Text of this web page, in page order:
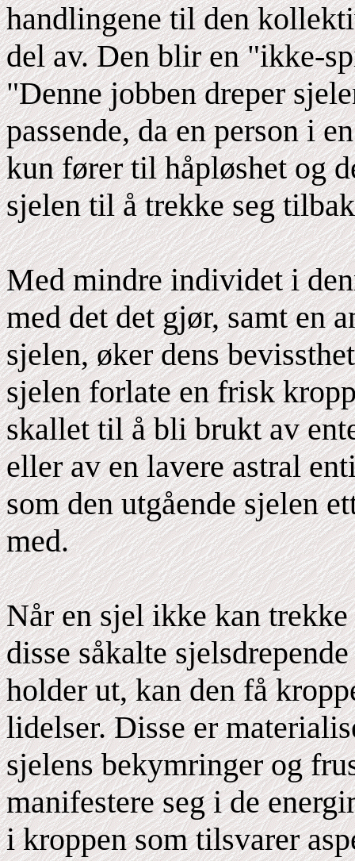
handlingene til den
del av. Den blir en "ikke-
"Denne jobben dreper
passende, da en person i
kun fører til håpløshet og
sjelen til å trekke seg
Med mindre individet i
med det det gjør, samt en
sjelen, øker dens
sjelen forlate en frisk
skallet til å bli brukt av
eller av en lavere astral
som den utgående sjelen
med.
Når en sjel ikke kan
disse såkalte
holder ut, kan den få
lidelser. Disse er
sjelens bekymringer og
manifestere seg i de
i kroppen som tilsvarer